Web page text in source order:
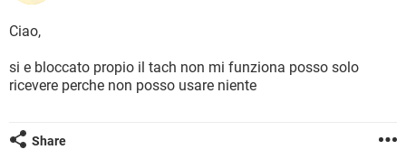
TIKTOK
HARDWARE
INSTAGRAM
HARDWARE
INTRATTENIMENTO
iOS
INSTAGRAM WHATSAPP
HARDWARE
COVID-19
iOS WINDOWS 10
TIKTOK
Ciao,
si e bloccato propio il tach non mi funziona posso solo
ricevere perche non posso usare niente
Share